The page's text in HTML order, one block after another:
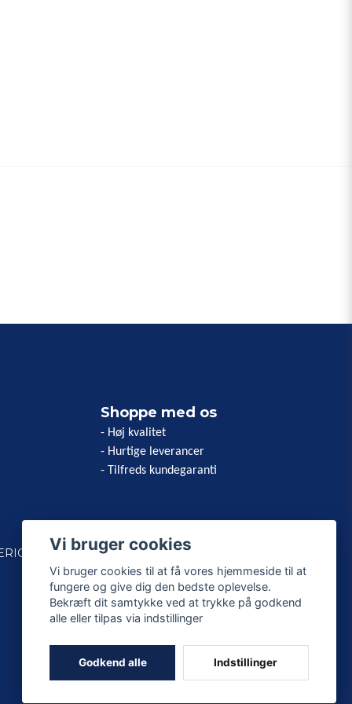
Shoppe med os
- Høj kvalitet
- Hurtige leverancer
- Tilfreds kundegaranti
Vi bruger cookies
Vi bruger cookies til at få vores hjemmeside til at
fungere og give dig den bedste oplevelse.
Bekræft dit samtykke ved at trykke på godkend
alle eller tilpas via indstillinger
Godkend alle Indstillinger